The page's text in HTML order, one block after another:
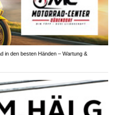
in den besten Händen – Wartung &